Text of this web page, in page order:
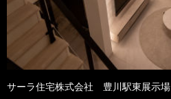
サーラ住宅株式会社 豊川駅東展示場